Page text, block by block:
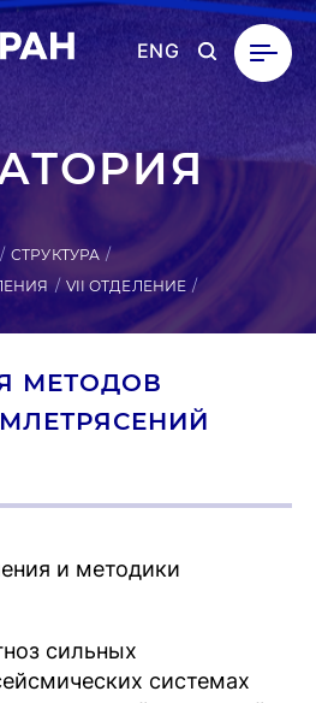
ENG
СТРУКТУРА
VII ОТДЕЛЕНИЕ
МЕТОДОВ
и методики
сильных
системах